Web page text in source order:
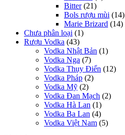
Bitter (21)
Bols rượu mùi (14)
Marie Brizard (14)
Chưa phân loại (1)
Rượu Vodka (43)
Vodka Nhật Bản (1)
Vodka Nga (7)
Vodka Thụy Điển (12)
Vodka Pháp (2)
Vodka Mỹ (2)
Vodka Đan Mạch (2)
Vodka Hà Lan (1)
Vodka Ba Lan (4)
Vodka Việt Nam (5)